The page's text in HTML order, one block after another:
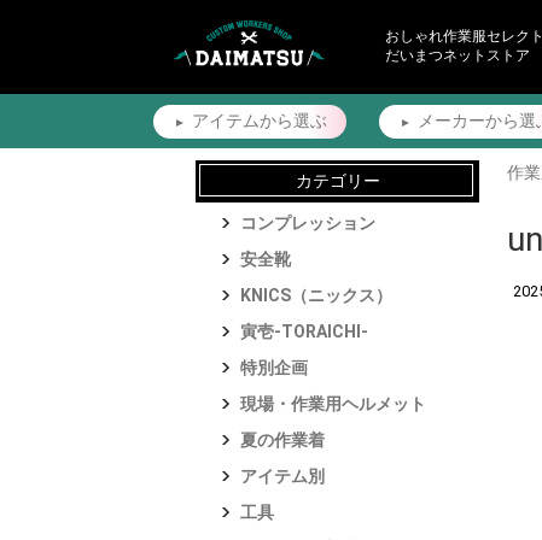
おしゃれ作業服セレク
だいまつネットストア
アイテムから選ぶ メーカーから選
作
カテゴリー
コンプレッション
安全靴
KNICS（ニックス）
寅壱-TORAICHI-
特別企画
現場・作業用ヘルメット
夏の作業着
アイテム別
工具